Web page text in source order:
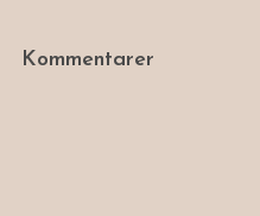
Kommentarer